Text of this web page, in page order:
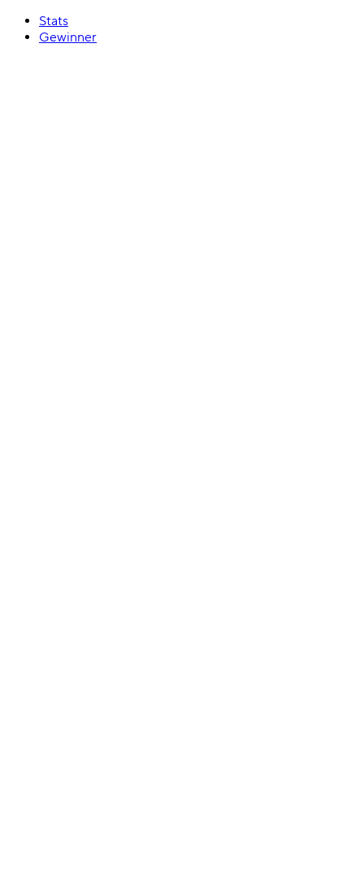
Stats
Gewinner